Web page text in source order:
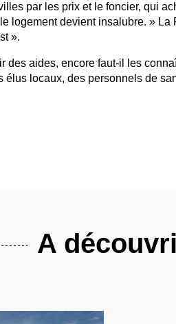
par les prix et le foncier, qui
logement devient insalubre. »
».
des aides, encore faut-il les
élus locaux, des personnels de
A